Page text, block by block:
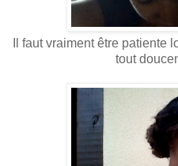
Il faut vraiment être patiente
tout